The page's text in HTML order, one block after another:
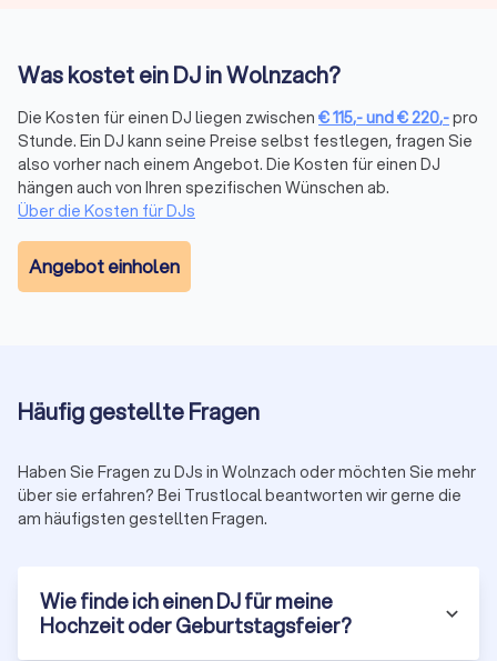
Den perfekten DJ in Wolnzach
finden
Vergleichen Sie mit Trustlocal bis zu vier
Ihrer Nähe. Kostenlos, transparent und auf Basis
echter Kundenbewertungen.
Jetzt DJs vergleichen
Was kostet ein DJ in Wolnzach?
Die Kosten für einen DJ liegen zwischen €115,-und€220,-pro
Stunde. Ein DJ kann seine Preise selbst festlegen, fragen Sie
also vorher nach einem Angebot. Die Kosten für einen DJ
hängen auch von Ihren spezifischen Wünschen ab.
Über die Kosten für DJs
Angebot einholen
Häufig gestellte Fragen
Haben Sie Fragen zu DJs in Wolnzach oder möchten Sie mehr
über sie erfahren? Bei Trustlocal beantworten wir gerne die
am häufigsten gestellten Fragen.
Wie finde ich einen DJ für meine
Hochzeit oder Geburtstagsfeier?